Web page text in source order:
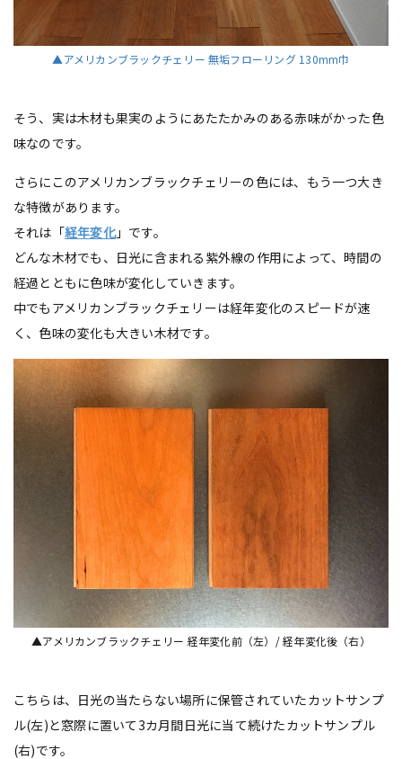
▲アメリカンブラックチェリー 無垢フローリング 130mm巾
そう、実は木材も果実のようにあたたかみのある赤味がかった色
味なのです。
さらにこのアメリカンブラックチェリーの色には、もう一つ大き
な特徴があります。
それは「経年変化」です。
どんな木材でも、日光に含まれる紫外線の作用によって、時間の
経過とともに色味が変化していきます。
中でもアメリカンブラックチェリーは経年変化のスピードが速
く、色味の変化も大きい木材です。
▲アメリカンブラックチェリー 経年変化前（左）/ 経年変化後（右）
こちらは、日光の当たらない場所に保管されていたカットサンプ
ル(左)と窓際に置いて3カ月間日光に当て続けたカットサンプル
(右)です。